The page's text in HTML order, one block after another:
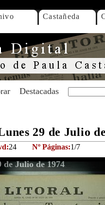
Castañeda
Destacadas
29 de Julio
24 Nº Páginas:1/7
Julio de 1974